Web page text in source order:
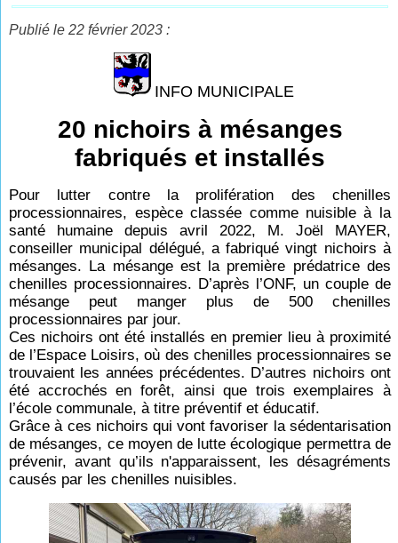
Publié le 22 février 2023 :
INFO MUNICIPALE
20 nichoirs à mésanges
fabriqués et installés
Pour lutter contre la prolifération des chenilles
processionnaires, espèce classée comme nuisible à la
santé humaine depuis avril 2022, M. Joël MAYER,
conseiller municipal délégué, a fabriqué vingt nichoirs à
mésanges. La mésange est la première prédatrice des
chenilles processionnaires. D’après l’ONF, un couple de
mésange peut manger plus de 500 chenilles
processionnaires par jour.
Ces nichoirs ont été installés en premier lieu à proximité
de l’Espace Loisirs, où des chenilles processionnaires se
trouvaient les années précédentes. D’autres nichoirs ont
été accrochés en forêt, ainsi que trois exemplaires à
l’école communale, à titre préventif et éducatif.
Grâce à ces nichoirs qui vont favoriser la sédentarisation
de mésanges, ce moyen de lutte écologique permettra de
prévenir, avant qu’ils n'apparaissent, les désagréments
causés par les chenilles nuisibles.